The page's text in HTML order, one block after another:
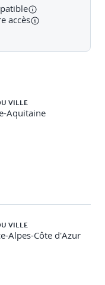
accès
VILLE
Aquitaine
VILLE
Alpes-Côte d'Azur